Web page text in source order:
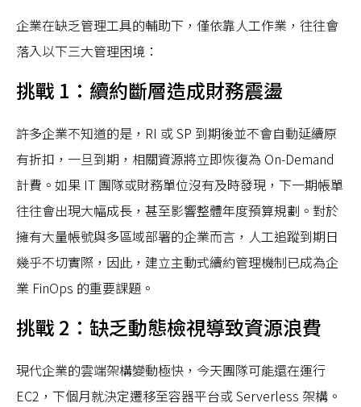
企業在缺乏管理工具的輔助下，僅依靠人工作業，往往會
落入以下三大管理困境：
挑戰 1：續約斷層造成財務震盪
許多企業不知道的是，RI 或 SP 到期後並不會自動延續原
有折扣，一旦到期，相關資源將立即恢復為 On-Demand
計費。如果 IT 團隊或財務單位沒有及時發現，下一期帳單
往往會出現大幅成長，甚至影響整體年度預算規劃。對於
擁有大量帳號與多區域部署的企業而言，人工追蹤到期日
幾乎不切實際，因此，建立主動式續約管理機制已成為企
業 FinOps 的重要課題。
挑戰 2：缺乏動態檢視導致資源浪費
現代企業的雲端架構變動極快，今天團隊可能還在運行
EC2，下個月就決定遷移至容器平台或 Serverless 架構。